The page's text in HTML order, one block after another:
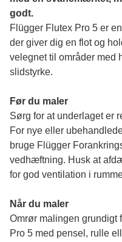
godt.
Flügger Flutex Pro 5 er
der giver dig en flot og
velegnet til områder med
slidstyrke.
Før du maler
Sørg for at underlaget er
For nye eller
bruge Flügger
vedhæftning. Husk at
for god ventilation i
Når du maler
Omrør malingen grundigt
Pro 5 med pensel, rulle